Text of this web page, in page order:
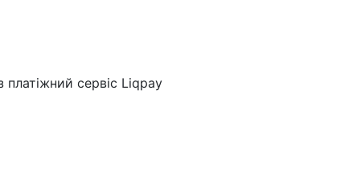
сервіс Liqpay